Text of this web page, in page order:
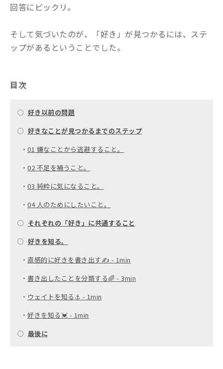
回答にビックリ。
そして気づいたのが、「好き」が見つかるには、ステ
ップがあるということでした。
目次
○ 好き以前の問題
○ 好きなことが見つかるまでのステップ
・ 01 嫌なことから逃避すること。
・ 02 不足を補うこと。
・ 03 純粋に気になること。
・ 04 人のためにしたいこと。
○ それぞれの「好き」に共通すること
○ 好きを知る。
・ 直感的に好きを書き出す✍️ - 1min
・ 書き出したことを分類する🌈 - 3min
・ ウェイトを知る⚓️ - 1min
・ 好きを知る💓 - 1min
○ 最後に